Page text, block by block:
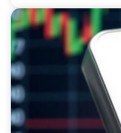
nếu không biết
phân biệt bạc
bạn không nên